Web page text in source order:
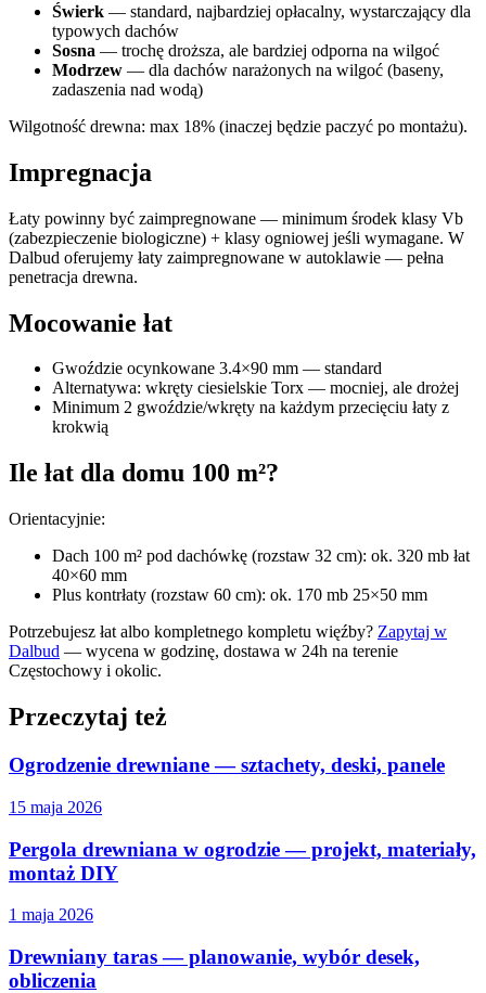
Świerk — standard, najbardziej opłacalny, wystarczający dla
typowych dachów
Sosna — trochę droższa, ale bardziej odporna na wilgoć
Modrzew — dla dachów narażonych na wilgoć (baseny,
zadaszenia nad wodą)
Wilgotność drewna: max 18% (inaczej będzie paczyć po montażu).
Impregnacja
Łaty powinny być zaimpregnowane — minimum środek klasy Vb
(zabezpieczenie biologiczne) + klasy ogniowej jeśli wymagane. W
Dalbud oferujemy łaty zaimpregnowane w autoklawie — pełna
penetracja drewna.
Mocowanie łat
Gwoździe ocynkowane 3.4×90 mm — standard
Alternatywa: wkręty ciesielskie Torx — mocniej, ale drożej
Minimum 2 gwoździe/wkręty na każdym przecięciu łaty z
krokwią
Ile łat dla domu 100 m²?
Orientacyjnie:
Dach 100 m² pod dachówkę (rozstaw 32 cm): ok. 320 mb łat
40×60 mm
Plus kontrłaty (rozstaw 60 cm): ok. 170 mb 25×50 mm
Potrzebujesz łat albo kompletnego kompletu więźby? Zapytaj w
Dalbud — wycena w godzinę, dostawa w 24h na terenie
Częstochowy i okolic.
Przeczytaj też
Ogrodzenie drewniane — sztachety, deski, panele
15 maja 2026
Pergola drewniana w ogrodzie — projekt, materiały,
montaż DIY
1 maja 2026
Drewniany taras — planowanie, wybór desek,
obliczenia